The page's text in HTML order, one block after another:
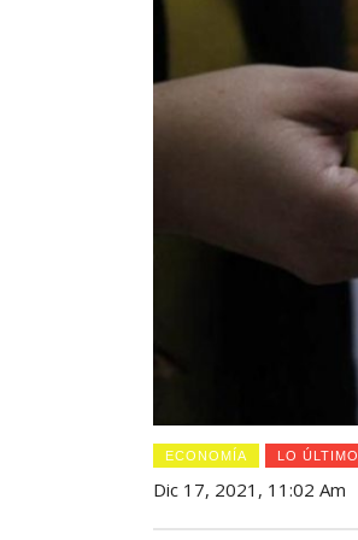
ECONOMÍA LO ÚLTIMO
Dic 17, 2021, 11:02 Am